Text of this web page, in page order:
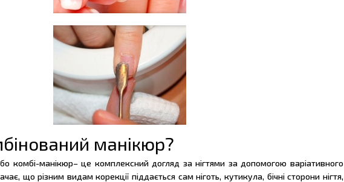
манікюр?
комбі-манікюр– це комплексний догляд за нігтями за допомогою варіативного
що різним видам корекції піддається сам ніготь, кутикула, бічні сторони нігтя,